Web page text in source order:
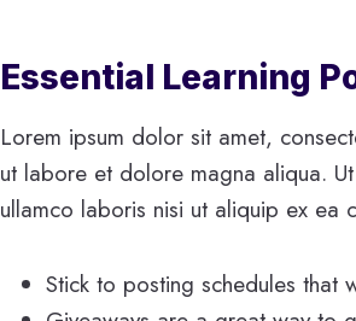
Essential Learning
Lorem ipsum dolor sit amet,
ut labore et dolore magna aliqua.
ullamco laboris nisi ut aliquip ex ea
Stick to posting schedules that